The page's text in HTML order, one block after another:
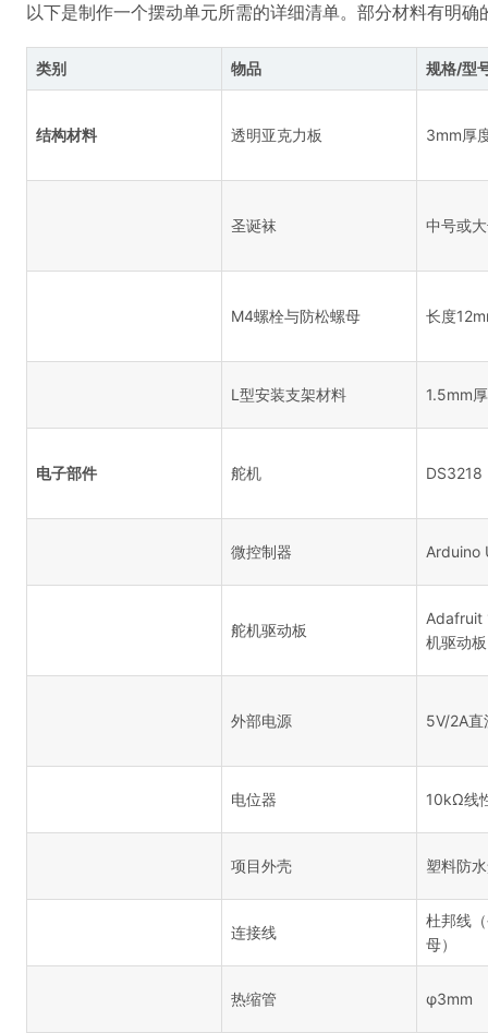
以下是制作一个摆动单元所需的详细清单。部分材料有明
类别 物品 规格/型
结构材料 透明亚克力板 3mm厚
圣诞袜 中号或
M4螺栓与防松螺母 长度
L型安装支架材料 1.5mm
电子部件 舵机
微控制器 Arduino
舵机驱动板
Adafruit
机驱动板
外部电源 5V/2A直
电位器 10kΩ线
项目外壳 塑料防
连接线
杜邦线
母）
热缩管 φ3mm